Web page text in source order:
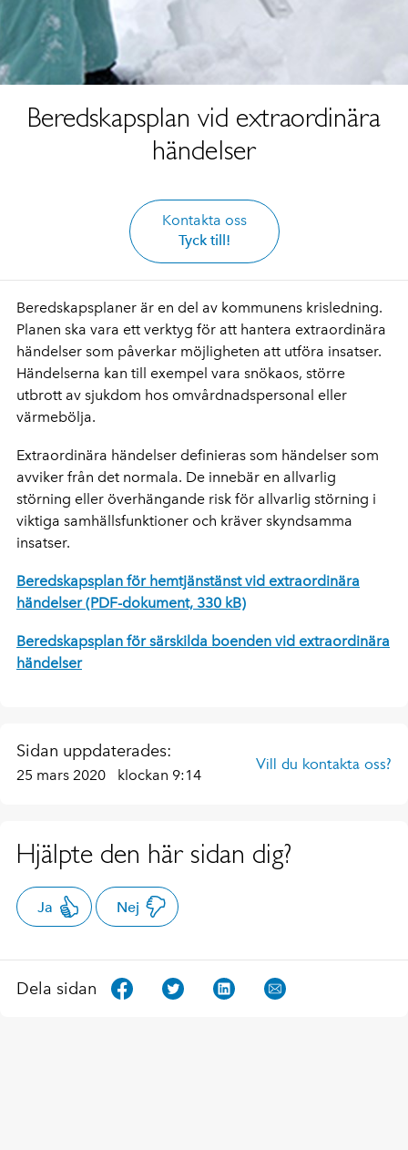
Beredskapsplan vid extraordinära
händelser
Kontakta oss
Tyck till!
Beredskapsplaner är en del av kommunens krisledning.
Planen ska vara ett verktyg för att hantera extraordinära
händelser som påverkar möjligheten att utföra insatser.
Händelserna kan till exempel vara snökaos, större
utbrott av sjukdom hos omvårdnadspersonal eller
värmebölja.
Extraordinära händelser definieras som händelser som
avviker från det normala. De innebär en allvarlig
störning eller överhängande risk för allvarlig störning i
viktiga samhällsfunktioner och kräver skyndsamma
insatser.
Beredskapsplan för hemtjänstänst vid extraordinära
händelser (PDF-dokument, 330 kB)
Beredskapsplan för särskilda boenden vid extraordinära
händelser
Sidan uppdaterades:
25 mars 2020 klockan 9:14
Vill du kontakta oss?
Hjälpte den här sidan dig?
Ja Nej
Dela sidan